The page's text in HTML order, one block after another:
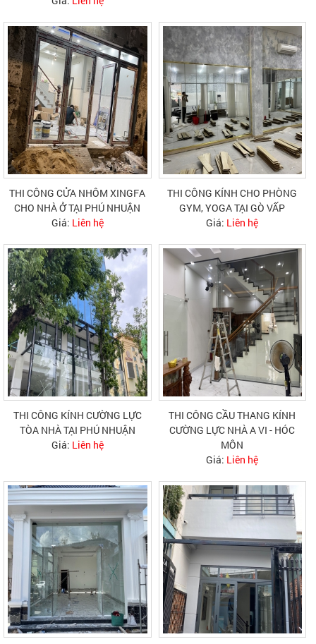
THI CÔNG CỬA NHÔM XINGFA
CHO NHÀ Ở TẠI PHÚ NHUẬN
Giá: Liên hệ
THI CÔNG KÍNH CHO PHÒNG
GYM, YOGA TẠI GÒ VẤP
Giá: Liên hệ
THI CÔNG KÍNH CƯỜNG LỰC
TÒA NHÀ TẠI PHÚ NHUẬN
Giá: Liên hệ
THI CÔNG CẦU THANG KÍNH
CƯỜNG LỰC NHÀ A VI - HÓC
MÔN
Giá: Liên hệ